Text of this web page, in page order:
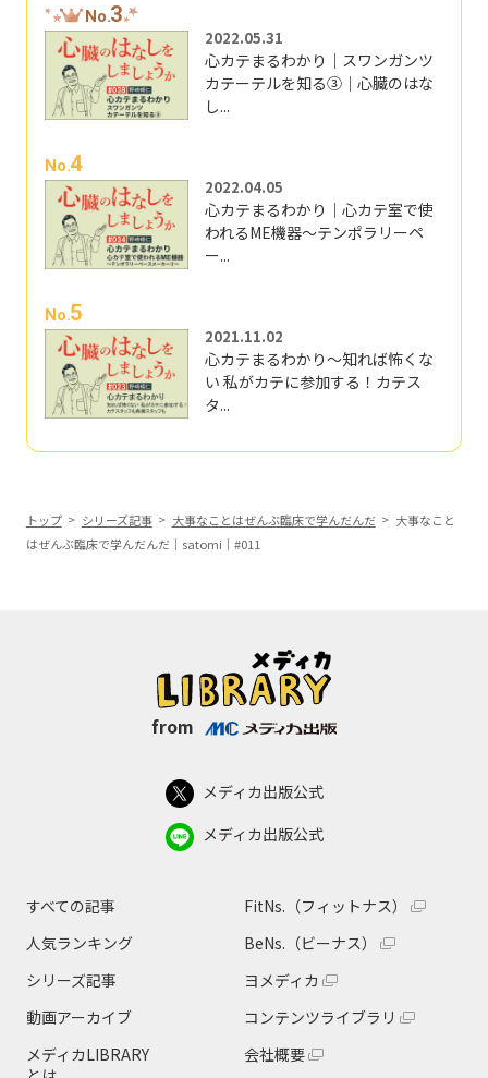
No.3
2022.05.31
心カテまるわかり｜スワンガンツ
カテーテルを知る③｜心臓のはな
し...
No.4
2022.04.05
心カテまるわかり｜心カテ室で使
われるME機器～テンポラリーペ
ー...
No.5
2021.11.02
心カテまるわかり～知れば怖くな
い 私がカテに参加する！カテス
タ...
トップ シリーズ記事 大事なことはぜんぶ臨床で学んだんだ
大事なこと
はぜんぶ臨床で学んだんだ｜satomi｜#011
from
メディカ出版公式
メディカ出版公式
すべての記事
人気ランキング
シリーズ記事
動画アーカイブ
メディカLIBRARY
FitNs.（フィットナス）
BeNs.（ビーナス）
ヨメディカ
コンテンツライブラリ
会社概要